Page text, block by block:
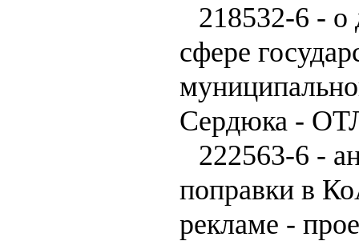
218532-6 - о
сфере
Сердюка -
222563-6 -
поправки в
рекламе -